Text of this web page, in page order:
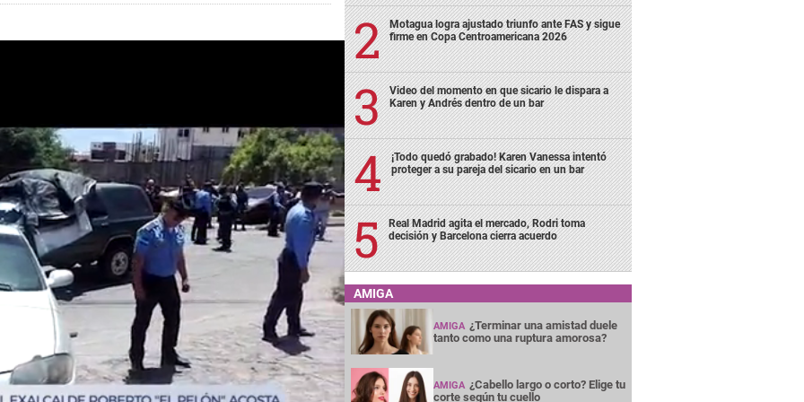
Motagua logra ajustado triunfo ante FAS y sigue
firme en Copa Centroamericana 2026
Video del momento en que sicario le dispara a
Karen y Andrés dentro de un bar
¡Todo quedó grabado! Karen Vanessa intentó
proteger a su pareja del sicario en un bar
Real Madrid agita el mercado, Rodri toma
decisión y Barcelona cierra acuerdo
AMIGA
AMIGA ¿Terminar una amistad duele
tanto como una ruptura amorosa?
AMIGA ¿Cabello largo o corto? Elige tu
corte según tu cuello